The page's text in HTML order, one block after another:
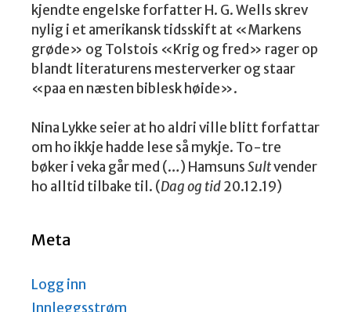
kjendte engelske forfatter H. G. Wells skrev
nylig i et amerikansk tidsskift at «Markens
grøde» og Tolstois «Krig og fred» rager op
blandt literaturens mesterverker og staar
«paa en næsten biblesk høide».
Nina Lykke seier at ho aldri ville blitt forfattar
om ho ikkje hadde lese så mykje. To-tre
bøker i veka går med (…) HamsunsSultvender
ho alltid tilbake til. (Dag og tid20.12.19)
Meta
Logg inn
Innleggsstrøm